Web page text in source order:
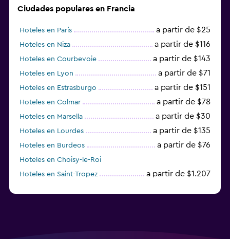
Ciudades populares en Francia
Hoteles en París a partir de $25
Hoteles en Niza a partir de $116
Hoteles en Courbevoie a partir de $143
Hoteles en Lyon a partir de $71
Hoteles en Estrasburgo a partir de $151
Hoteles en Colmar a partir de $78
Hoteles en Marsella a partir de $30
Hoteles en Lourdes a partir de $135
Hoteles en Burdeos a partir de $76
Hoteles en Choisy-le-Roi
Hoteles en Saint-Tropez
a partir de $1.207